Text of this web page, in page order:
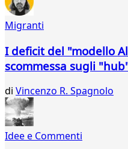
...
Migranti
I deficit del "modello
scommessa sugli
di Vincenzo R. Spagnolo
Idee e Commenti